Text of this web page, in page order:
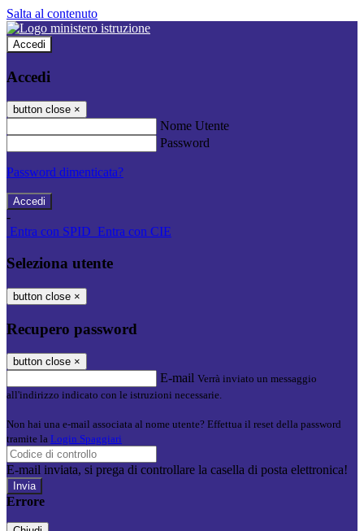
Salta al contenuto
Accedi
Accedi
button close ×
Nome Utente
Password
Password dimenticata?
-
Entra con SPID Entra con CIE
Seleziona utente
button close ×
Recupero password
button close ×
E-mail Verrà inviato un messaggio
all'indirizzo indicato con le istruzioni necessarie.
Non hai una e-mail associata al nome utente? Effettua il reset della password
tramite la Login Spaggiari
E-mail inviata, si prega di controllare la casella di posta elettronica!
Errore